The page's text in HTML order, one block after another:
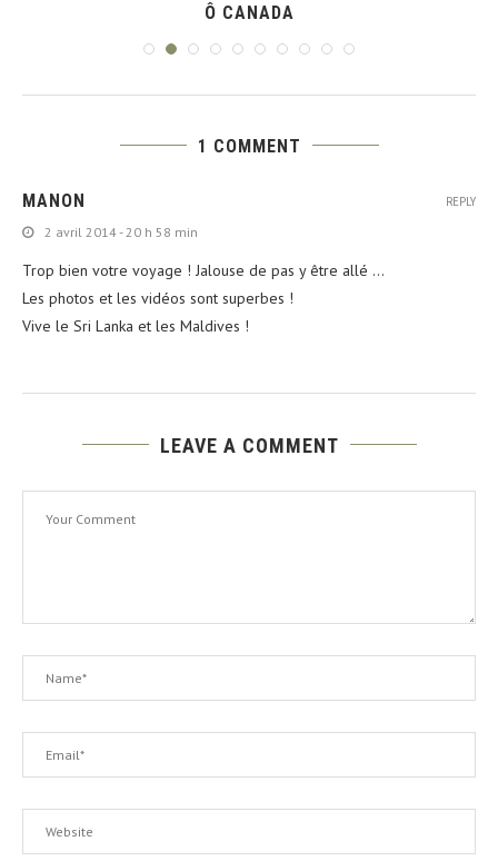
Ô CANADA
1 COMMENT
MANON
2 avril 2014 - 20 h 58 min
Trop bien votre voyage ! Jalouse de pas y être allé …
Les photos et les vidéos sont superbes !
Vive le Sri Lanka et les Maldives !
REPLY
LEAVE A COMMENT